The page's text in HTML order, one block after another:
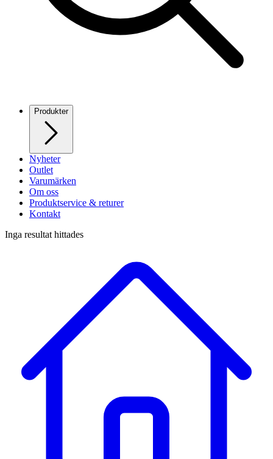
Produkter
Nyheter
Outlet
Varumärken
Om oss
Produktservice & returer
Kontakt
Inga resultat hittades